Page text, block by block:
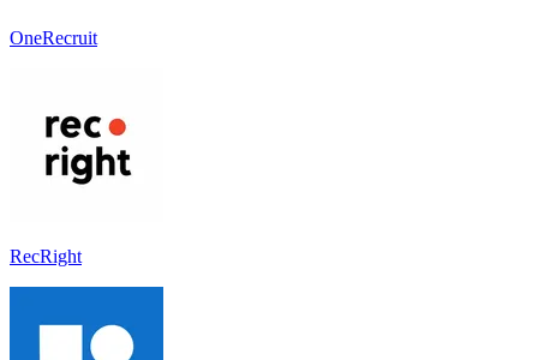
OneRecruit
RecRight